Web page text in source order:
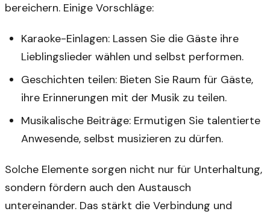
bereichern. Einige Vorschläge:
Karaoke-Einlagen: Lassen Sie die Gäste ihre
Lieblingslieder wählen und selbst performen.
Geschichten teilen: Bieten Sie Raum für Gäste,
ihre Erinnerungen mit der Musik zu teilen.
Musikalische Beiträge: Ermutigen Sie talentierte
Anwesende, selbst musizieren zu dürfen.
Solche Elemente sorgen nicht nur für Unterhaltung,
sondern fördern auch den Austausch
untereinander. Das stärkt die Verbindung und